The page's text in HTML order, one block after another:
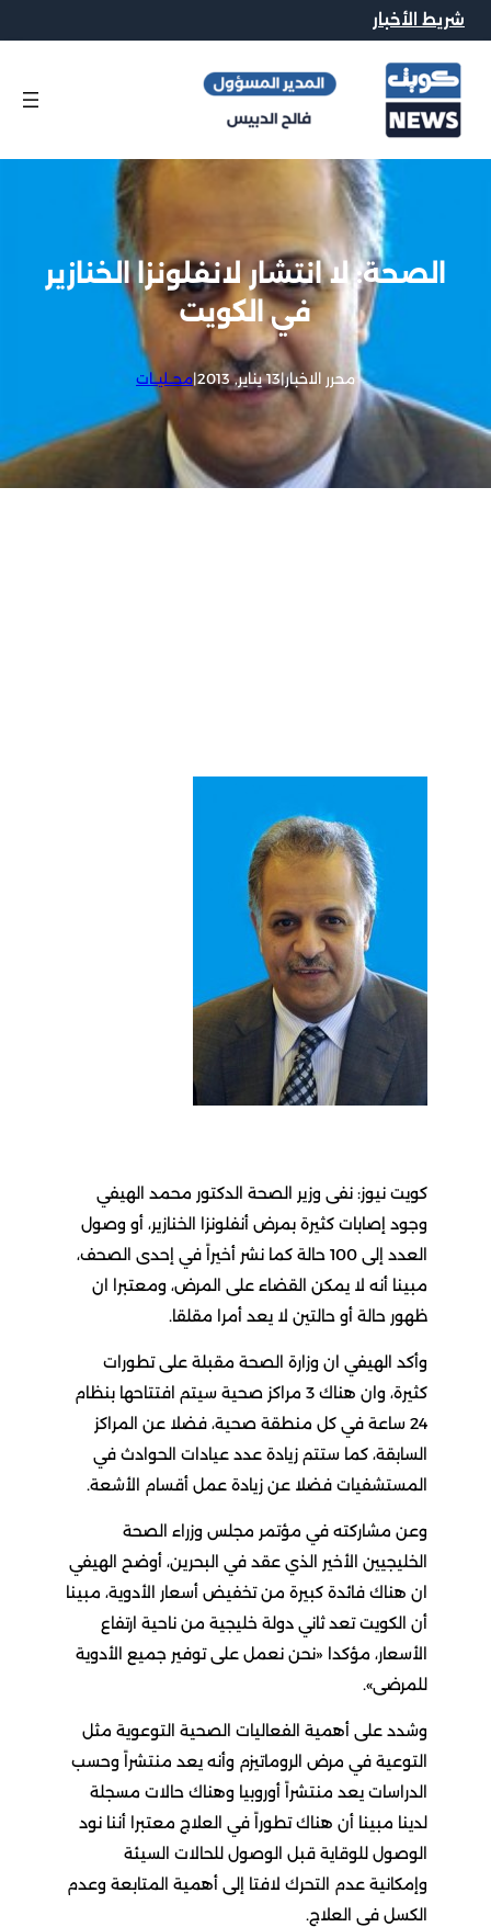
شريط الأخبار
الصحة: لا انتشار لانفلونزا الخنازير
في الكويت
محرر الاخبار|13 يناير, 2013 |محــليــات
كويت نيوز: نفى وزير الصحة الدكتور محمد الهيفي
وجود إصابات كثيرة بمرض أنفلونزا الخنازير، أو وصول
العدد إلى 100 حالة كما نشر أخيراً في إحدى الصحف،
مبينا أنه لا يمكن القضاء على المرض، ومعتبرا ان
ظهور حالة أو حالتين لا يعد أمرا مقلقا.
وأكد الهيفي ان وزارة الصحة مقبلة على تطورات
كثيرة، وان هناك 3 مراكز صحية سيتم افتتاحها بنظام
24 ساعة في كل منطقة صحية، فضلا عن المراكز
السابقة، كما ستتم زيادة عدد عيادات الحوادث في
المستشفيات فضلا عن زيادة عمل أقسام الأشعة.
وعن مشاركته في مؤتمر مجلس وزراء الصحة
الخليجيين الأخير الذي عقد في البحرين، أوضح الهيفي
ان هناك فائدة كبيرة من تخفيض أسعار الأدوية، مبينا
أن الكويت تعد ثاني دولة خليجية من ناحية ارتفاع
الأسعار، مؤكدا «نحن نعمل على توفير جميع الأدوية
للمرضى».
وشدد على أهمية الفعاليات الصحية التوعوية مثل
التوعية في مرض الروماتيزم وأنه يعد منتشراً وحسب
الدراسات يعد منتشراً أوروبيا وهناك حالات مسجلة
لدينا مبينا أن هناك تطوراً في العلاج معتبرا أننا نود
الوصول للوقاية قبل الوصول للحالات السيئة
وإمكانية عدم التحرك لافتا إلى أهمية المتابعة وعدم
الكسل في العلاج.